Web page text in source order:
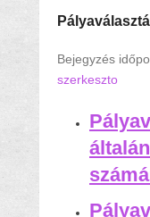
Bejegyzés
szerkeszto